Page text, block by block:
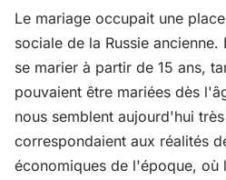
Le mariage occupait une
sociale de la Russie
se marier à partir de 15 ans,
pouvaient être mariées dès
nous semblent aujourd'hui
correspondaient aux réalités
économiques de l'époque, où